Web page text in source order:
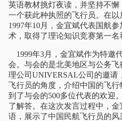
英语教材挑灯夜读，并坚持不
一个获此种执照的飞行员。在
1997年10月，金宜斌代表国航
术，取得了理论知识竞赛第一名
1999年3月，金宜斌作为特邀
会。与会的是北美地区与公务
理公司UNIVERSAL公司的邀请
飞行员的角度，介绍中国的飞
到了与会的500多位代表的欢迎
了解答。在这次发言过程中，
语，展示了中国民航飞行员的